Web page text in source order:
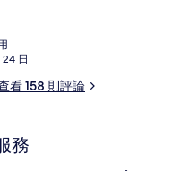
日
分，
看 158 則評論
務